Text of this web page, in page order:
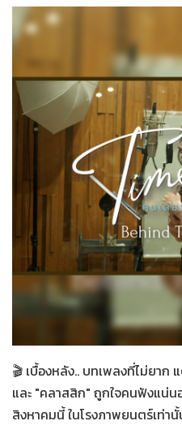
Her in
🎬 เบื้องหลัง.. บทเพลงที่ไม่ยาก
และ "คลาสสิก" ถูกใจคนฟังแน่
สิงหาคมนี้ ในโรงภาพยนตร์เท่า